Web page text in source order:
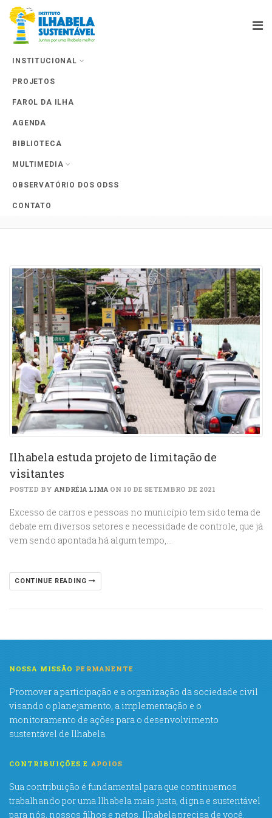
INSTITUCIONAL
PROJETOS
FAROL DA ILHA
AGENDA
BIBLIOTECA
MULTIMEDIA
OBSERVATÓRIO DOS ODSS
CONTATO
Tag Archives: Limitação de
Veículos
Ilhabela estuda projeto de limitação de
visitantes
POSTED BY ANDRÉIA LIMA ON 10 DE SETEMBRO DE 2021
Excesso de carros e pessoas no município tem sido tema de
debate em diversos setores e necessidade de controle, que já
vem sendo apontada há algum tempo,…
CONTINUE READING
NOSSA MISSÃO PERMANENTE
Promover a participação e a organização da sociedade civil
visando o planejamento, a implementação e o
monitoramento de ações para o desenvolvimento
sustentável de Ilhabela.
CONTRIBUIÇÕES E APOIOS
Sua contribuição é fundamental para que continuemos
trabalhando por uma Ilhabela mais justa, digna e sustentável
para nós, nossos filhos e netos. Ilhabela precisa de você.